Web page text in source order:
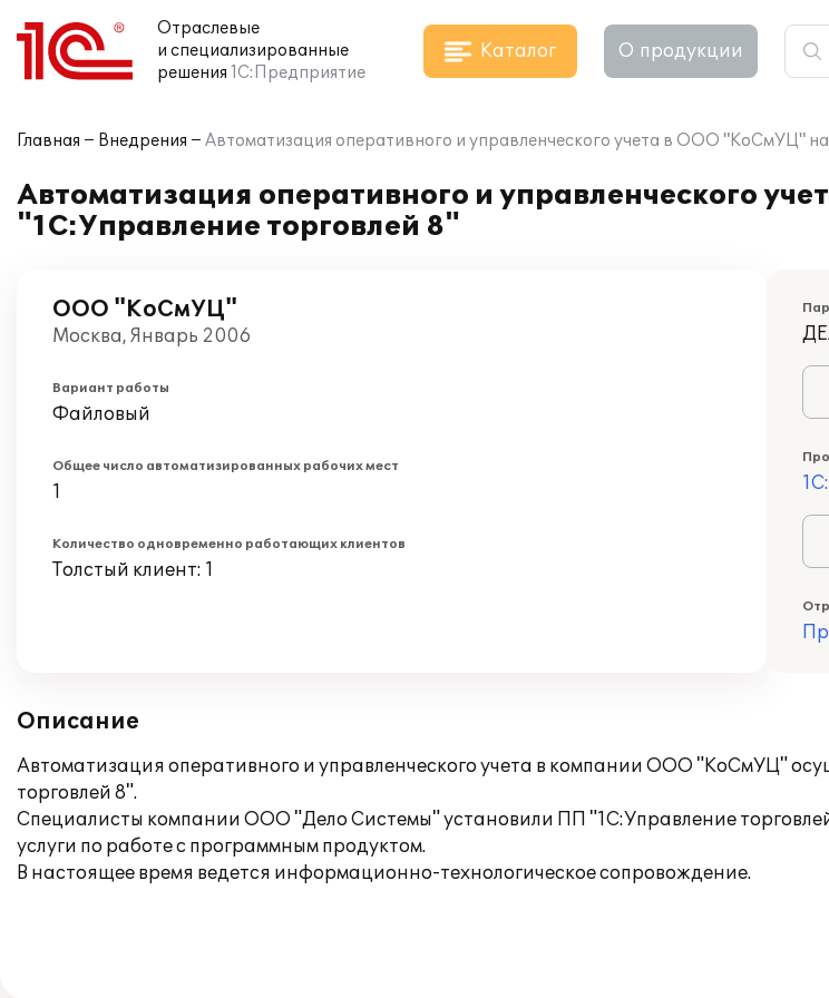
Отраслевые
и специализированные
решения 1С:Предприятие
Каталог О продукции
Главная Внедрения Автоматизация оперативного и управленческого учета в ООО "КоСмУЦ"
Автоматизация оперативного и управленческого
"1С:Управление торговлей 8"
ООО "КоСмУЦ"
Москва, Январь 2006
Вариант работы
Файловый
Общее число автоматизированных рабочих мест
1
Количество одновременно работающих клиентов
Толстый клиент: 1
Описание
Автоматизация оперативного и управленческого учета в компании ООО "КоСмУЦ"
торговлей 8".
Специалисты компании ООО "Дело Системы" установили ПП "1С:Управление
услуги по работе с программным продуктом.
В настоящее время ведется информационно-технологическое сопровождение.